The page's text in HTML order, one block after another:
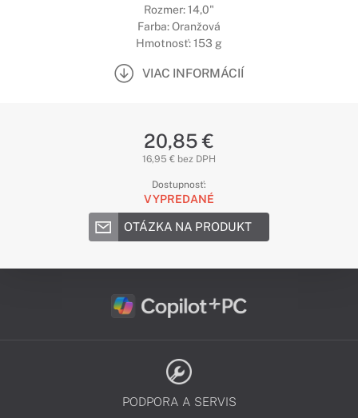
Rozmer: 14,0"
Farba: Oranžová
Hmotnosť: 153 g
VIAC INFORMÁCIÍ
20,85 €
16,95 € bez DPH
Dostupnosť:
VYPREDANÉ
OTÁZKA NA PRODUKT
PODPORA A SERVIS